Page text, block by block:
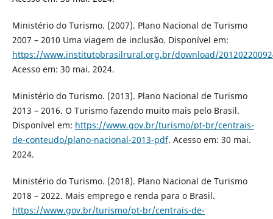
Ministério do Turismo. (2007). Plano Nacional de Turismo
2007 – 2010 Uma viagem de inclusão. Disponível em:
https://www.institutobrasilrural.org.br/download/
Acesso em: 30 mai. 2024.
Ministério do Turismo. (2013). Plano Nacional de Turismo
2013 – 2016. O Turismo fazendo muito mais pelo Brasil.
Disponível em: https://www.gov.br/turismo/pt-br/centrais-
de-conteudo/plano-nacional-2013-pdf. Acesso em: 30 mai.
2024.
Ministério do Turismo. (2018). Plano Nacional de Turismo
2018 – 2022. Mais emprego e renda para o Brasil.
https://www.gov.br/turismo/pt-br/centrais-de-